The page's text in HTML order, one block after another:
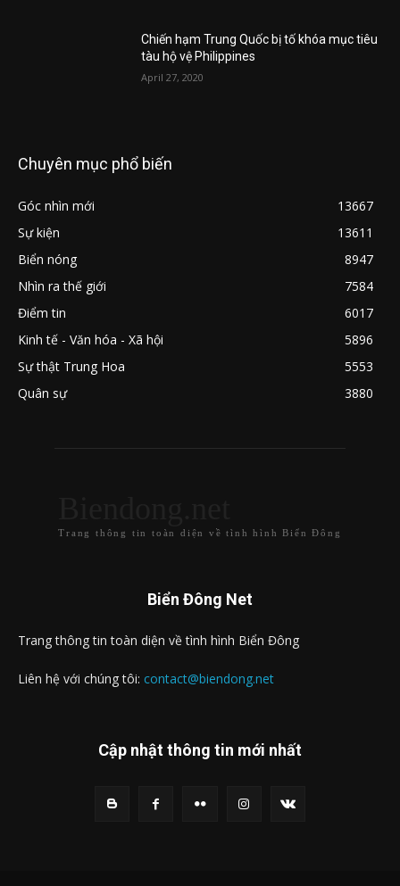
Chiến hạm Trung Quốc bị tố khóa mục tiêu
tàu hộ vệ Philippines
April 27, 2020
Chuyên mục phổ biến
Góc nhìn mới
13667
Sự kiện
13611
Biển nóng
8947
Nhìn ra thế giới
7584
Điểm tin
6017
Kinh tế - Văn hóa - Xã hội
5896
Sự thật Trung Hoa
5553
Quân sự
3880
Trang thông tin toàn diện về tình hình Biển Đông
Biển Đông Net
Trang thông tin toàn diện về tình hình Biển Đông
Liên hệ với chúng tôi: contact@biendong.net
Cập nhật thông tin mới nhất